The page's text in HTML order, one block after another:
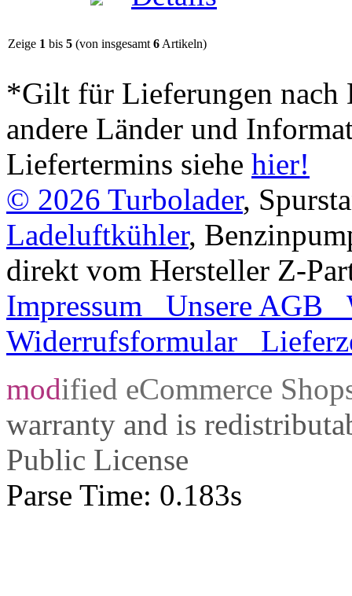
Zeige 1 bis 5 (von insgesamt6Artikeln)
*Gilt für Lieferungen nach
andere Länder und
Liefertermins siehe hier!
© 2026 Turbolader,
Ladeluftkühler,
direkt vom Hersteller Z-
Impressum
Unsere AGB
Widerrufsformular
modified eCommerce
warranty and is
Public License
Parse Time: 0.183s